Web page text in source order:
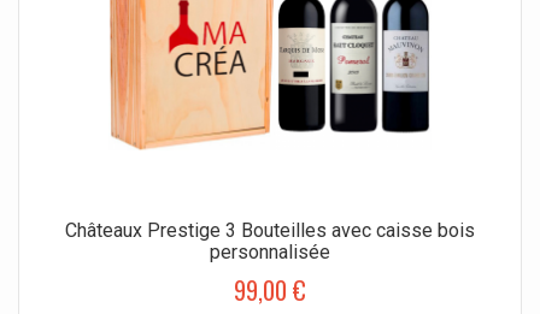
Châteaux Prestige 3 Bouteilles avec caisse bois
personnalisée
99,00 €